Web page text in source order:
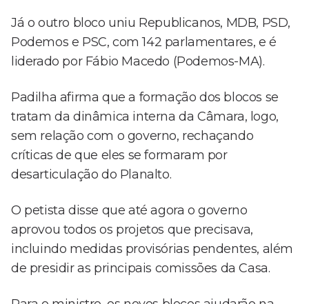
Já o outro bloco uniu Republicanos, MDB, PSD,
Podemos e PSC, com 142 parlamentares, e é
liderado por Fábio Macedo (Podemos-MA).
Padilha afirma que a formação dos blocos se
tratam da dinâmica interna da Câmara, logo,
sem relação com o governo, rechaçando
críticas de que eles se formaram por
desarticulação do Planalto.
O petista disse que até agora o governo
aprovou todos os projetos que precisava,
incluindo medidas provisórias pendentes, além
de presidir as principais comissões da Casa.